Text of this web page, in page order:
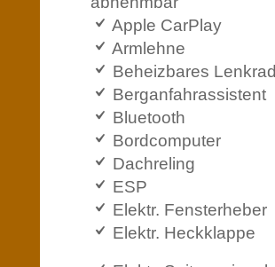
Apple CarPlay
Armlehne
Beheizbares Lenkrad
Berganfahrassistent
Bluetooth
Bordcomputer
Dachreling
ESP
Elektr. Fensterheber
Elektr. Heckklappe